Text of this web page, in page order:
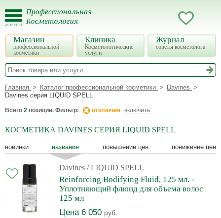
Магазин
профессиональной
косметики
Клиника
Косметологические
услуги
Журнал
советы косметолога
Главная Каталог профессиональной косметики
Davines
Davines серия LIQUID SPELL
Всего 2 позиции. Фильтр: отключен включить
КОСМЕТИКА DAVINES СЕРИЯ LIQUID SPELL
новинки название повышение цен понижение цен
Davines / LIQUID SPELL
Reinforcing Bodifying Fluid, 125 мл. -
Уплотняющий флюид для объема волос
125 мл
Цена 6 050 руб.